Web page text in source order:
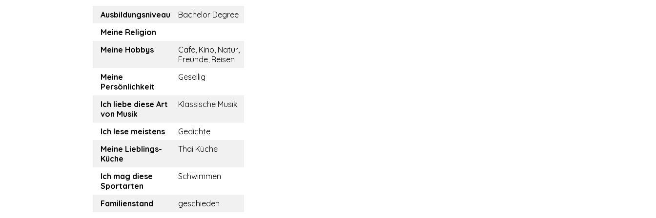
Ausbildungsniveau
Bachelor Degree
Meine Religion
Meine Hobbys
Cafe, Kino, Natur,
Freunde, Reisen
Meine
Persönlichkeit
Gesellig
Ich liebe diese Art
von Musik
Klassische Musik
Ich lese meistens
Gedichte
Meine Lieblings-
Küche
Thai Küche
Ich mag diese
Sportarten
Schwimmen
Familienstand
geschieden